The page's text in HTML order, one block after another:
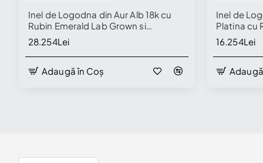
Inel de Logodna din Aur Alb 18k cu
Rubin Emerald Lab Grown si
Diamante Incolore - model i3829
28.254Lei
Adaugă în Coș
Inel de
Platina cu
si
16.254Lei